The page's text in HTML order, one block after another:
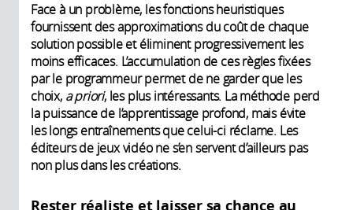
Face à un problème, les fonctions heuristiques
fournissent des approximations du coût de chaque
solution possible et éliminent progressivement les
moins efficaces. L’accumulation de ces règles fixées
par le programmeur permet de ne garder que les
choix, a priori, les plus intéressants. La méthode perd
la puissance de l’apprentissage profond, mais évite
les longs entraînements que celui-ci réclame. Les
éditeurs de jeux vidéo ne s’en servent d’ailleurs pas
non plus dans les créations.
Rester réaliste et laisser sa chance au